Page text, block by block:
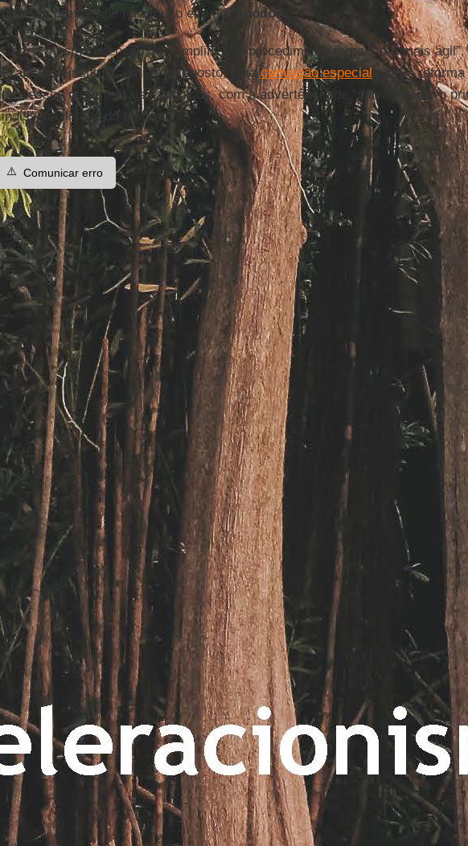
pode-se prever que terá muito eco no Sínodo.
Com a mesma intenção de “simplificar o procedimento tornando-o mais
Franciscoinstituiu, em 27 de agosto, umacomissão especial para a
processos matrimoniais canônicos, com a advertência de “salvaguardar o
indissolubilidade do matrimônio”.
⚠️ Comunicar erro